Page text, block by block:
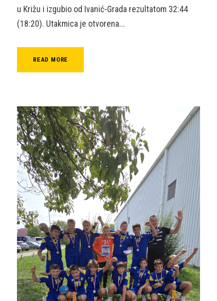
u Križu i izgubio od Ivanić-Grada rezultatom 32:44
(18:20). Utakmica je otvorena...
READ MORE